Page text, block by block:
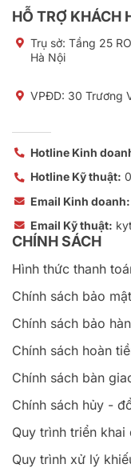
HỖ TRỢ KHÁCH
Trụ sở: Tầng 25
Hà Nội
VPĐD: 30 Trương
Hotline Kinh
Hotline Kỹ thuật:
Email Kinh doanh:
Email Kỹ thuật:
CHÍNH SÁCH
Hình thức thanh
Chính sách bảo mật
Chính sách bảo
Chính sách hoàn
Chính sách bàn
Chính sách hủy -
Quy trình triển khai
Quy trình xử lý